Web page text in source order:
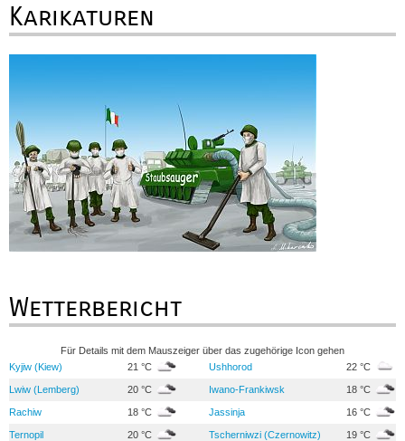
Karikaturen
Wetterbericht
Für Details mit dem Mauszeiger über das zugehörige Icon gehen
Kyjiw (Kiew)
21 °C Ushhorod 22 °C
Lwiw (Lemberg) 20 °C Iwano-Frankiwsk 18 °C
Rachiw 18 °C Jassinja 16 °C
Ternopil 20 °C Tscherniwzi (Czernowitz) 19 °C